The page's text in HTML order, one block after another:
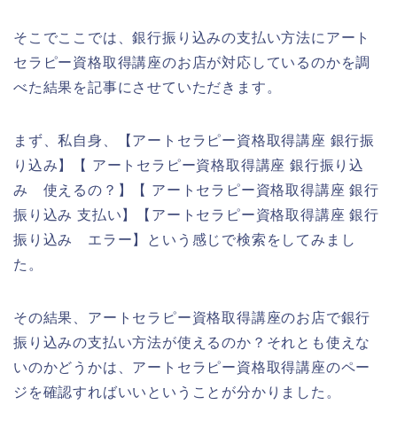
そこでここでは、銀行振り込みの支払い方法にアート
セラピー資格取得講座のお店が対応しているのかを調
べた結果を記事にさせていただきます。
まず、私自身、【アートセラピー資格取得講座 銀行振
り込み】【 アートセラピー資格取得講座 銀行振り込
み 使えるの？】【 アートセラピー資格取得講座 銀行
振り込み 支払い】【アートセラピー資格取得講座 銀行
振り込み エラー】という感じで検索をしてみまし
た。
その結果、アートセラピー資格取得講座のお店で銀行
振り込みの支払い方法が使えるのか？それとも使えな
いのかどうかは、アートセラピー資格取得講座のペー
ジを確認すればいいということが分かりました。